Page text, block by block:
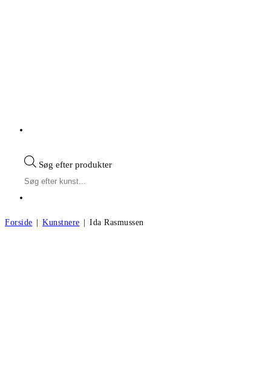
Søg efter produkter
Forside | Kunstnere | Ida Rasmussen